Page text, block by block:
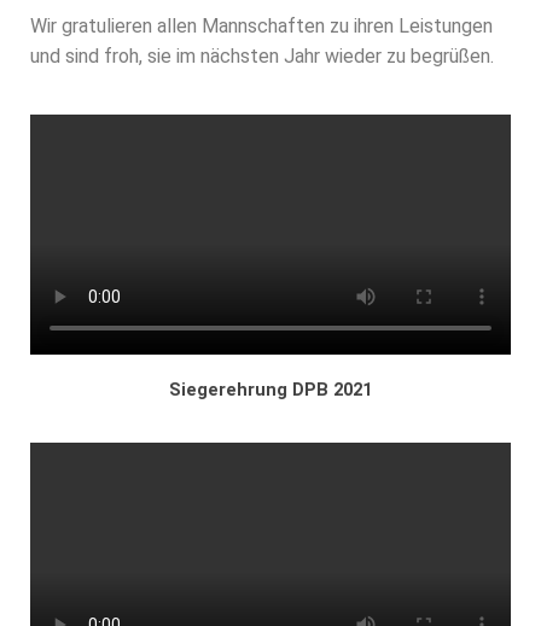
Wir gratulieren allen Mannschaften zu ihren Leistungen
und sind froh, sie im nächsten Jahr wieder zu begrüßen.
Siegerehrung DPB 2021